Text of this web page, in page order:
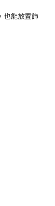
也能放置飾